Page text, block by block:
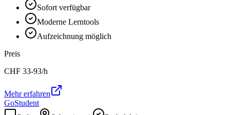
Sofort verfügbar
Moderne Lerntools
Aufzeichnung möglich
Preis
CHF 33-93/h
Mehr erfahren
GoStudent